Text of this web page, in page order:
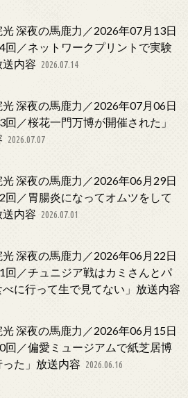
光 深夜の馬鹿力／2026年07月13日
回／ネットワークプリントで実験
内容 2026.07.14
光 深夜の馬鹿力／2026年07月06日
回／桜花一門万博が開催された」
2026.07.07
光 深夜の馬鹿力／2026年06月29日
回／胃腸炎になってオムツをして
内容 2026.07.01
光 深夜の馬鹿力／2026年06月22日
回／チュニジア戦はカミさんとパ
べに行って生で見てない」放送内容
光 深夜の馬鹿力／2026年06月15日
回／偏愛ミュージアムで紙芝居博
た」放送内容 2026.06.16